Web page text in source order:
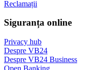
Reclamații
Siguranța online
Privacy hub
Despre VB24
Despre VB24 Business